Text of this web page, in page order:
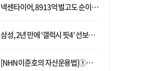
넥센타이어, 8913억 벌고도 순이익 2억…유럽 세부담에 이익 증발
삼성, 2년 만에 ‘갤럭시 핏4’ 선보이나…웨어러블 생태계 확장 ‘시동’
[NHN 이준호의 자산운용법]①이니시오·JLC ‘부동산’-JLC파트너스 ‘투자’…“부동산 담보대출로 투자재원 확보”